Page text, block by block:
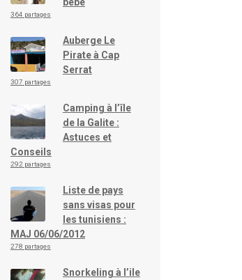
364 partages
Auberge Le
Pirate à Cap
Serrat
307 partages
Camping à l’île
de la Galite :
Astuces et
Conseils
292 partages
Liste de pays
sans visas pour
les tunisiens :
MAJ 06/06/2012
278 partages
Snorkeling à l’ile